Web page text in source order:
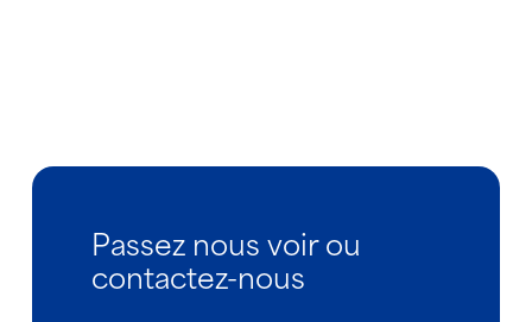
Passez nous voir ou
contactez-nous